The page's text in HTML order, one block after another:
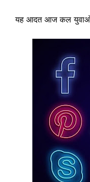
यह आदत आज कल युवाओं